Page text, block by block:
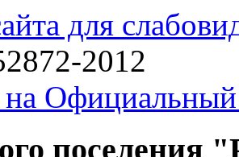
для
2012
поселения